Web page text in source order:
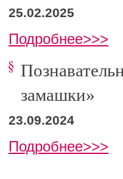
25.02.2025
Подробнее>>>
замашки»
23.09.2024
Подробнее>>>